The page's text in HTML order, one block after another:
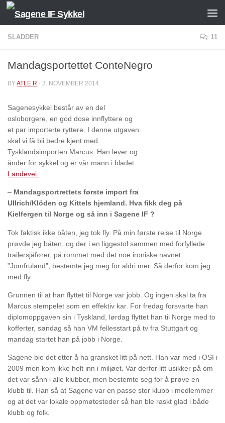
Skip to content
SLADDER 11
Mandagsportettet ConteNegro
BYATLE R · 3. NOVEMBER 2014
Sagenesykkel består av en del
osloborgere, en god dose innflyttere og
et par importerte ryttere. I denne utgaven
skal vi få bli bedre kjent med
Tysklandsimporten Marcus. Han lever og
ånder for sykkel og er vår mann i bladet
Landevei.
– Mandagsportrettets første import fra
Ullrich/Klöden og Kittels hjemland. Hva fikk deg på
Kielfergen til Norge og så inn i Sagene IF ?
Tok faktisk ikke båten, jeg tok fly. På min første reise til Norge
prøvde jeg båten, og der i en liggestol sammen med forfyllede
trailersjåfører, på rommet med det noe ironiske navnet
”Jomfruland”, bestemte jeg meg for aldri mer. Så derfor kom jeg
med fly.
Grunnen til at han flyttet til Norge var jobb. Og ingen skal ta fra
Marcus stempelet som en effektiv kar. For fredag forsvarte han
diplomoppgaven sin i Tyskland, lørdag flyttet han til Norge med to
kofferter, søndag så han VM fellesstart på tv fra Stuttgart og
mandag startet han på jobb i Norge.
Sagene ble det etter å ha gransket litt på nett. Han var med i OSI i
2009 men kom ikke helt inn i miljøet. Var derfor litt usikker på om
det var sånn i alle klubber, men bestemte seg for å prøve en
klubb til. Han så at Sagene var en passe stor klubb i medlemmer
og at det var lokale oppmøtesteder så han ble raskt glad i både
klubb og folk.